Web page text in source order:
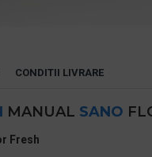
CONDITII LIVRARE
MANUAL SANO
Fresh